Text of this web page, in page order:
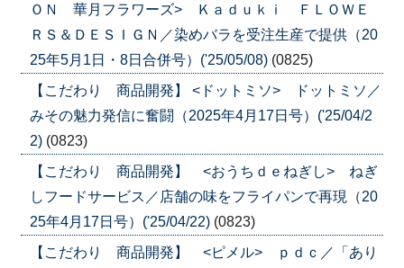
ＯＮ 華月フラワーズ> Ｋａｄｕｋｉ ＦＬＯＷＥ
ＲＳ＆ＤＥＳＩＧＮ／染めバラを受注生産で提供（20
25年5月1日・8日合併号）('25/05/08) (0825)
【こだわり 商品開発】 <ドットミソ> ドットミソ／
みその魅力発信に奮闘（2025年4月17日号）('25/04/2
2) (0823)
【こだわり 商品開発】 <おうちｄｅねぎし> ねぎ
しフードサービス／店舗の味をフライパンで再現（20
25年4月17日号）('25/04/22) (0823)
【こだわり 商品開発】 <ピメル> ｐｄｃ／「あり